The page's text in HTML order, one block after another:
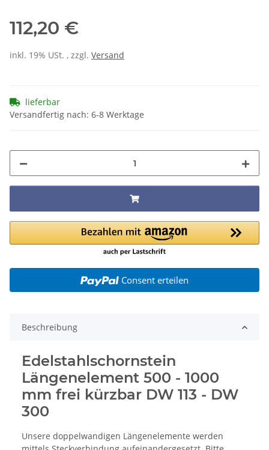
112,20 €
inkl. 19% USt. , zzgl. Versand
lieferbar
Versandfertig nach: 6-8 Werktage
Consent erteilen
Beschreibung
Edelstahlschornstein
Längenelement 500 - 1000
mm frei kürzbar DW 113 - DW
300
Unsere doppelwandigen Längenelemente werden